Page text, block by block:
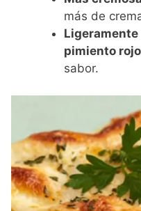
más de
pimiento rojo
sabor.